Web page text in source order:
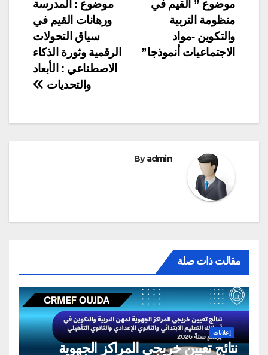
المقالات
موضوع : المدرسة
ورهانات القيم في
سياق التحولات
الرقمية وثورة الذكاء
الاصطناعي : الأبعاد
والتحديات
موضوع ” القيم في
منظومة التربية
والتكوين -مواد
الاجتماعيات أنموذجا”
Byadmin
مقالت ذات صلة
إعلانات
نتائج تعيين خريجي المراكز الجهوية